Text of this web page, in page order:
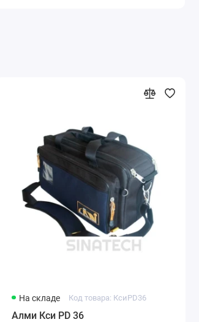
На складе Код товара: КсиPD36
Алми Кси PD 36